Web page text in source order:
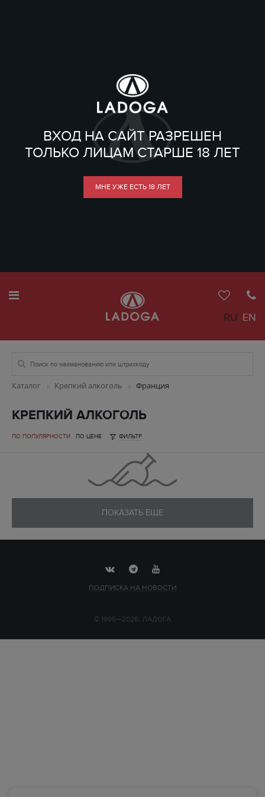
ВХОД НА САЙТ РАЗРЕШЕН
ТОЛЬКО ЛИЦАМ СТАРШЕ 18 ЛЕТ
МНЕ УЖЕ ЕСТЬ 18 ЛЕТ
RU EN
Каталог Крепкий алкоголь Франция
КРЕПКИЙ АЛКОГОЛЬ
ПО ПОПУЛЯРНОСТИ ПО ЦЕНЕ ФИЛЬТР
ПОКАЗАТЬ ЕЩЕ
ПОДПИСКА НА НОВОСТИ
© 1995—2026, ЛАДОГА